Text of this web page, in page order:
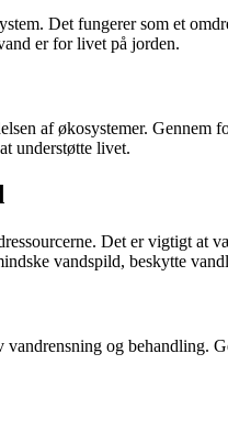
Det fungerer som et
er for livet på jorden.
af økosystemer.
understøtte livet.
Det er vigtigt at
vandspild, beskytte
og behandling.